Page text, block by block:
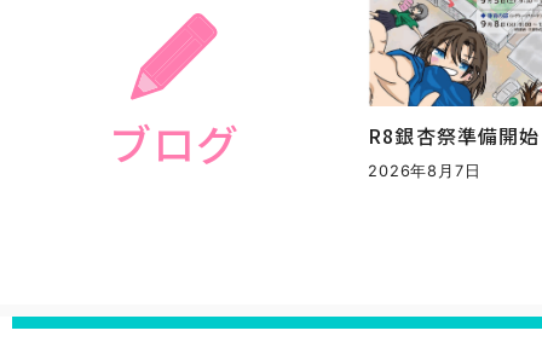
ブログ R8銀杏祭準備開始
2026年8月7日